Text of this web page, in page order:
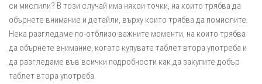
си мислили? В този случай има някои точки, на които трябва да
обърнете внимание и детайли, върху които трябва да помислите.
Нека разгледаме по-отблизо важните моменти, на които трябва
да обърнете внимание, когато купувате таблет втора употреба и
да разгледаме във всички подробности как да закупите добър
таблет втора употреба.